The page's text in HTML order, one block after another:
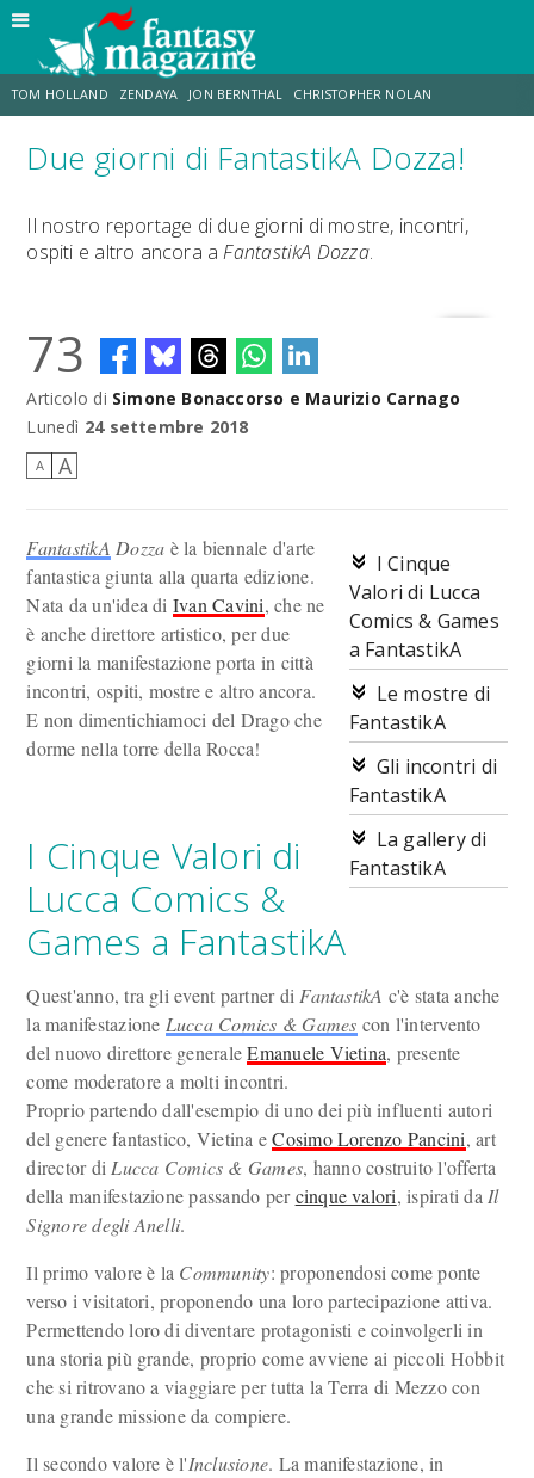
TOM HOLLAND ZENDAYA JON BERNTHAL CHRISTOPHER NOLAN
STRANIMONDI LUCCA COMICS & GAMES ODISSEA JACOB BATALON
SPIDER-MAN: BRAND NEW DAY MICHAEL MANDO
Due giorni di FantastikA Dozza!
Il nostro reportage di due giorni di mostre, incontri,
ospiti e altro ancora aFantastikA Dozza.
73
Articolo di Simone Bonaccorso e Maurizio Carnago
Lunedì 24 settembre 2018
A A
I Cinque
Valori di Lucca
Comics & Games
a FantastikA
Le mostre di
FantastikA
Gli incontri di
FantastikA
La gallery di
FantastikA
FantastikA Dozza è la biennale d'arte
fantastica giunta alla quarta edizione.
Nata da un'idea di Ivan Cavini, che ne
è anche direttore artistico, per due
giorni la manifestazione porta in città
incontri, ospiti, mostre e altro ancora.
E non dimentichiamoci del Drago che
dorme nella torre della Rocca!
I Cinque Valori di
Lucca Comics &
Games a FantastikA
Quest'anno, tra gli event partner di FantastikA c'è stata anche
la manifestazione Lucca Comics & Games con l'intervento
del nuovo direttore generaleEmanuele Vietina, presente
come moderatore a molti incontri.
Proprio partendo dall'esempio di uno dei più influenti autori
del genere fantastico, Vietina eCosimo Lorenzo Pancini, art
director di Lucca Comics & Games, hanno costruito l'offerta
della manifestazione passando percinque valori, ispirati da Il
Signore degli Anelli.
Il primo valore è la Community: proponendosi come ponte
verso i visitatori, proponendo una loro partecipazione attiva.
Permettendo loro di diventare protagonisti e coinvolgerli in
una storia più grande, proprio come avviene ai piccoli Hobbit
che si ritrovano a viaggiare per tutta la Terra di Mezzo con
una grande missione da compiere.
Il secondo valore è l'Inclusione. La manifestazione, in